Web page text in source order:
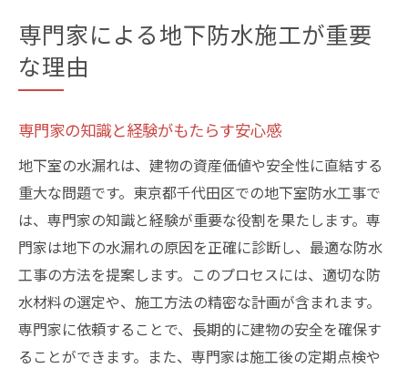
専門家による地下防水施工が重要
な理由
専門家の知識と経験がもたらす安心感
地下室の水漏れは、建物の資産価値や安全性に直結する
重大な問題です。東京都千代田区での地下室防水工事で
は、専門家の知識と経験が重要な役割を果たします。専
門家は地下の水漏れの原因を正確に診断し、最適な防水
工事の方法を提案します。このプロセスには、適切な防
水材料の選定や、施工方法の精密な計画が含まれます。
専門家に依頼することで、長期的に建物の安全を確保す
ることができます。また、専門家は施工後の定期点検や